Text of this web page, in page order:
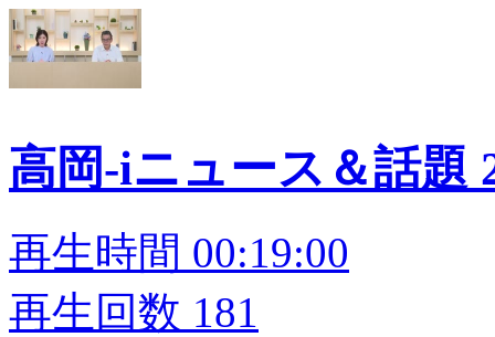
高岡-iニュース＆話題
再生時間 00:19:00
再生回数 181